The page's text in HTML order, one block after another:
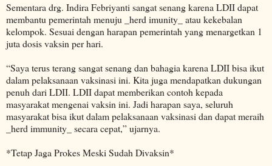
Sementara drg. Indira Febriyanti sangat senang karena LDII dapat
membantu pemerintah menuju _herd imunity_ atau kekebalan
kelompok. Sesuai dengan harapan pemerintah yang menargetkan 1
juta dosis vaksin per hari.
“Saya terus terang sangat senang dan bahagia karena LDII bisa ikut
dalam pelaksanaan vaksinasi ini. Kita juga mendapatkan dukungan
penuh dari LDII. LDII dapat memberikan contoh kepada
masyarakat mengenai vaksin ini. Jadi harapan saya, seluruh
masyarakat bisa ikut dalam pelaksanaan vaksinasi dan dapat meraih
_herd immunity_ secara cepat,” ujarnya.
*Tetap Jaga Prokes Meski Sudah Divaksin*